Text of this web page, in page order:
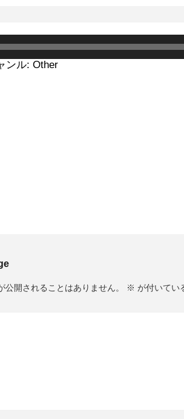
ジャンル: Other
公開されることはありません。 ※ が付いてい